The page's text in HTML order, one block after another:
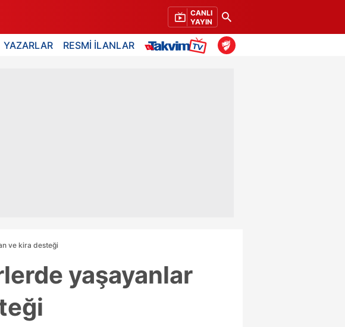
CANLI
YAYIN
YAZARLAR RESMİ İLANLAR
ve kira desteği
yaşayanlar